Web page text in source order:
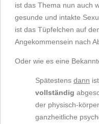
ist das Thema nun auch
gesunde und intakte
ist das Tüpfelchen auf
Angekommensein nach
Oder wie es eine
Spätestens dann
vollständig
der physisch-
ganzheitliche